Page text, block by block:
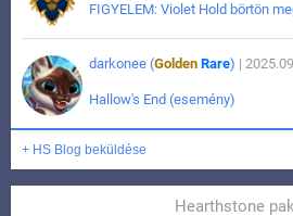
FIGYELEM: Violet Hold börtön
darkonee (Golden Rare) |
Hallow's End (esemény)
+ HS Blog beküldése
Hearthstone